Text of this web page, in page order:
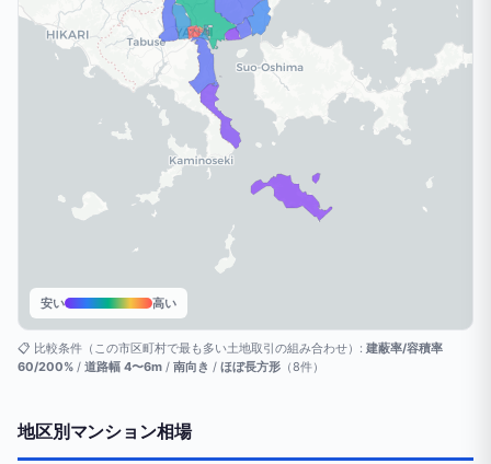
安い 高い
📋 比較条件（この市区町村で最も多い土地取引の組み合わせ）: 建蔽率/容積率
60/200% / 道路幅 4〜6m / 南向き / ほぼ長方形 （8件）
地区別マンション相場